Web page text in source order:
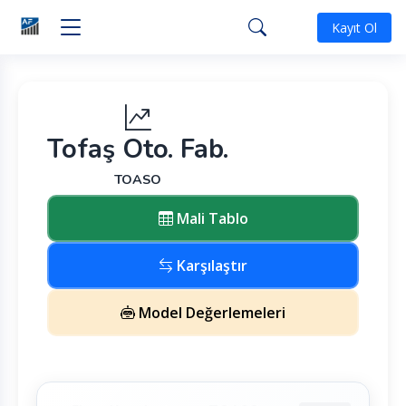
Kayıt Ol
Tofaş Oto. Fab.
TOASO
Mali Tablo
Karşılaştır
Model Değerlemeleri